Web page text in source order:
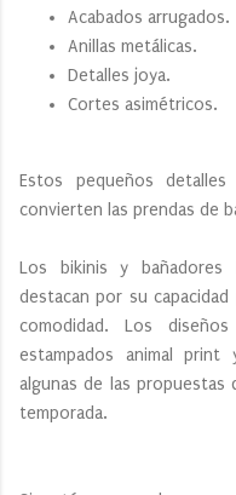
Acabados arrugados.
Anillas metálicas.
Detalles joya.
Cortes asimétricos.
Estos pequeños
convierten las prendas de
Los bikinis y bañadores
destacan por su
comodidad. Los
estampados animal
algunas de las propuestas
temporada.